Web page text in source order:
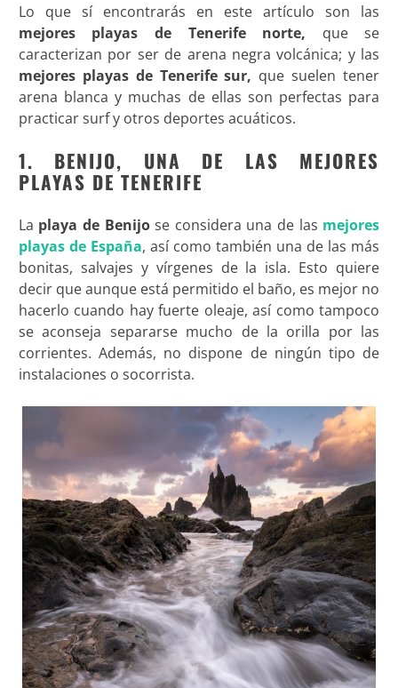
Lo que sí encontrarás en este artículo son las
mejores playas de Tenerife norte, que se
caracterizan por ser de arena negra volcánica; y las
mejores playas de Tenerife sur, que suelen tener
arena blanca y muchas de ellas son perfectas para
practicar surf y otros deportes acuáticos.
1. BENIJO, UNA DE LAS MEJORES
PLAYAS DE TENERIFE
La playa de Benijose considera una de las mejores
playas de España, así como también una de las más
bonitas, salvajes y vírgenes de la isla. Esto quiere
decir que aunque está permitido el baño, es mejor no
hacerlo cuando hay fuerte oleaje, así como tampoco
se aconseja separarse mucho de la orilla por las
corrientes. Además, no dispone de ningún tipo de
instalaciones o socorrista.